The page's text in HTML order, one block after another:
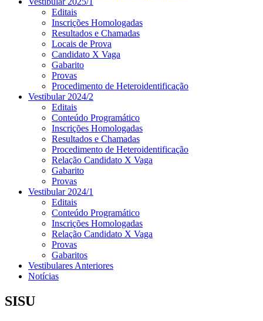
Editais
Inscrições Homologadas
Resultados e Chamadas
Locais de Prova
Candidato X Vaga
Gabarito
Provas
Procedimento de Heteroidentificação
Vestibular 2024/2
Editais
Conteúdo Programático
Inscrições Homologadas
Resultados e Chamadas
Procedimento de Heteroidentificação
Relação Candidato X Vaga
Gabarito
Provas
Vestibular 2024/1
Editais
Conteúdo Programático
Inscrições Homologadas
Relação Candidato X Vaga
Provas
Gabaritos
Vestibulares Anteriores
Notícias
SISU